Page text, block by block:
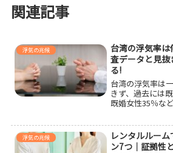
関連記事
浮気の兆候
台湾の浮気率
査データと見
る!
台湾の浮気率は
きず、過去には
既婚女性35％な
方、時期や対象
の変化、恋愛観
安、浮気を疑う
法まで整理しま
浮気の兆候
レンタルルー
ン7つ｜証拠性